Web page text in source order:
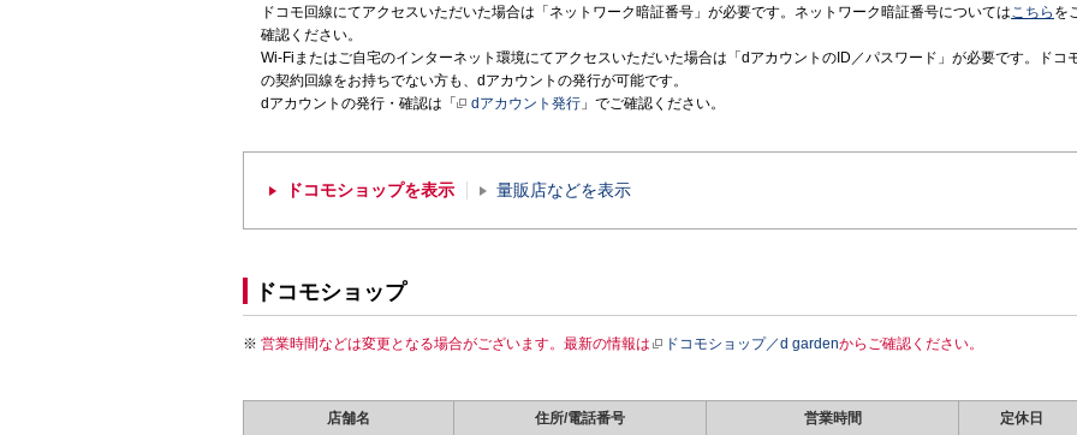
ドコモ回線にてアクセスいただいた場合は「ネットワーク暗証番号」が必要です。ネットワーク暗証番号についてはこちら を
確認ください。
Wi-Fiまたはご自宅のインターネット環境にてアクセスいただいた場合は「dアカウントのID／パスワード」が必要です。ドコ
の契約回線をお持ちでない方も、dアカウントの発行が可能です。
dアカウントの発行・確認は「
dアカウント発行 」でご確認ください。
ドコモショップを表示 量販店などを表示
ドコモショップ
営業時間などは変更となる場合がございます。最新の情報は ドコモショップ／d gardenからご確認ください。
店舗名 住所/電話番号 営業時間 定休日